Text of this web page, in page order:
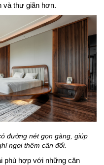
và thư giãn hơn.
đường nét gọn gàng, giúp
ngơi thêm cân đối.
phù hợp với những căn